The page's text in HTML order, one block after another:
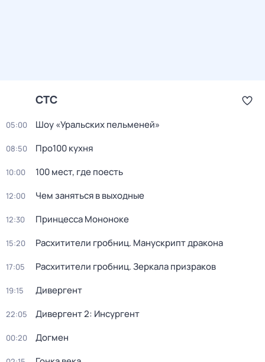
СТС
05:00 Шоу «Уральских пельменей»
08:50 Про100 кухня
10:00 100 мест, где поесть
12:00 Чем заняться в выходные
12:30 Принцeссa Мононоке
15:20 Расхитители гробниц. Манускрипт дракона
17:05 Расхитители гробниц. Зеркала призраков
19:15 Дивергент
22:05 Дивергент 2: Инсургент
00:20 Догмен